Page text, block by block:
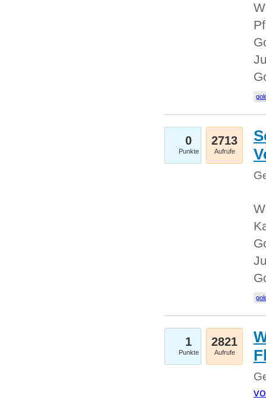
0
Punkte
2713
Aufrufe
1
Punkte
2821
Aufrufe